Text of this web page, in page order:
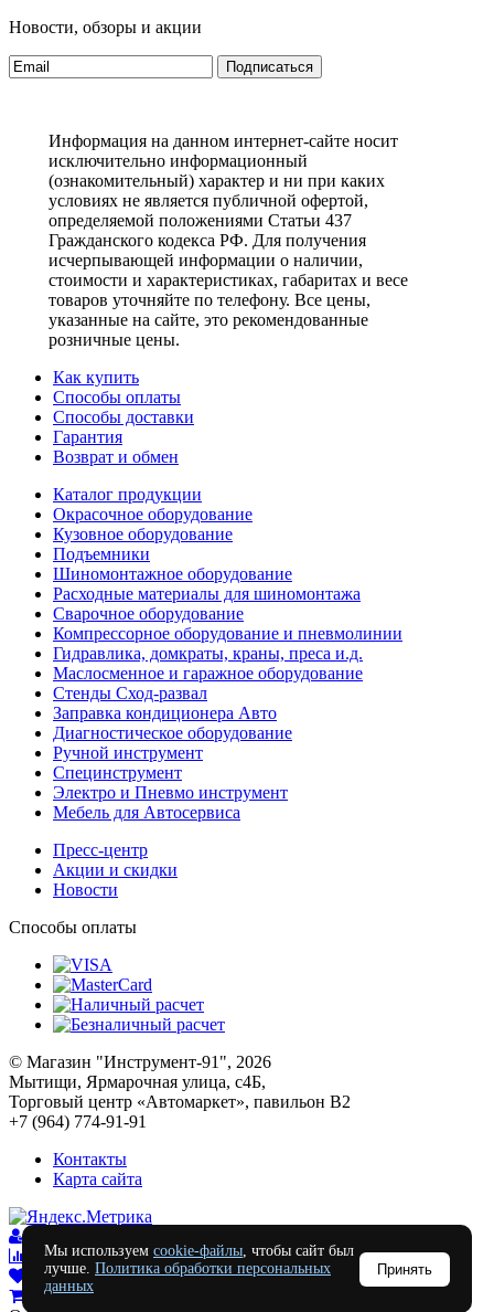
Новости, обзоры и акции
Подписаться
Информация на данном интернет-сайте носит
исключительно информационный
(ознакомительный) характер и ни при каких
условиях не является публичной офертой,
определяемой положениями Статьи 437
Гражданского кодекса РФ. Для получения
исчерпывающей информации о наличии,
стоимости и характеристиках, габаритах и весе
товаров уточняйте по телефону. Все цены,
указанные на сайте, это рекомендованные
розничные цены.
Как купить
Способы оплаты
Способы доставки
Гарантия
Возврат и обмен
Каталог продукции
Окрасочное оборудование
Кузовное оборудование
Подъемники
Шиномонтажное оборудование
Расходные материалы для шиномонтажа
Сварочное оборудование
Компрессорное оборудование и пневмолинии
Гидравлика, домкраты, краны, преса и.д.
Маслосменное и гаражное оборудование
Стенды Сход-развал
Заправка кондиционера Авто
Диагностическое оборудование
Ручной инструмент
Специнструмент
Электро и Пневмо инструмент
Мебель для Автосервиса
Пресс-центр
Акции и скидки
Новости
Способы оплаты
© Магазин "Инструмент-91", 2026
Мытищи, Ярмарочная улица, с4Б,
Торговый центр «Автомаркет», павильон В2
+7 (964) 774-91-91
Контакты
Карта сайта
Сравнение 0
Отложенные 0
Моя корзина
Мы используем cookie-файлы, чтобы сайт был
лучше. Политика обработки персональных
данных
Принять